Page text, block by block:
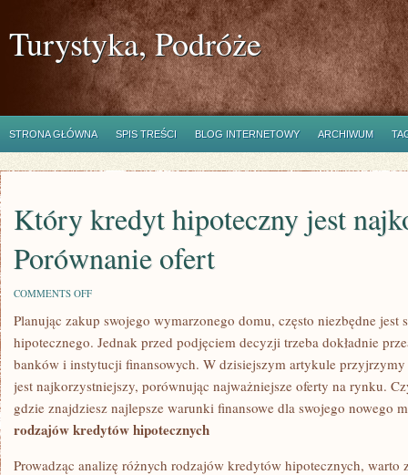
Turystyka, Podróże
STRONA GŁÓWNA SPIS TREŚCI BLOG INTERNETOWY ARCHIWUM
Który kredyt hipoteczny jest
Porównanie ofert
COMMENTS OFFON
KREDYT
HIPOTECZNY
JEST
NAJKORZYSTNIEJSZY?
PORÓWNANIE
OFERT
Planując zakup swojego wymarzonego ‍domu, często⁣ niezbędne jest
hipotecznego. Jednak ​przed podjęciem decyzji trzeba dokładnie
‍banków i ​instytucji finansowych. W dzisiejszym artykule
jest najkorzystniejszy, porównując najważniejsze oferty na rynku.
gdzie znajdziesz najlepsze warunki finansowe dla swojego nowego
rodzajów kredytów hipotecznych
Prowadząc analizę różnych rodzajów‌ kredytów hipotecznych, ​warto